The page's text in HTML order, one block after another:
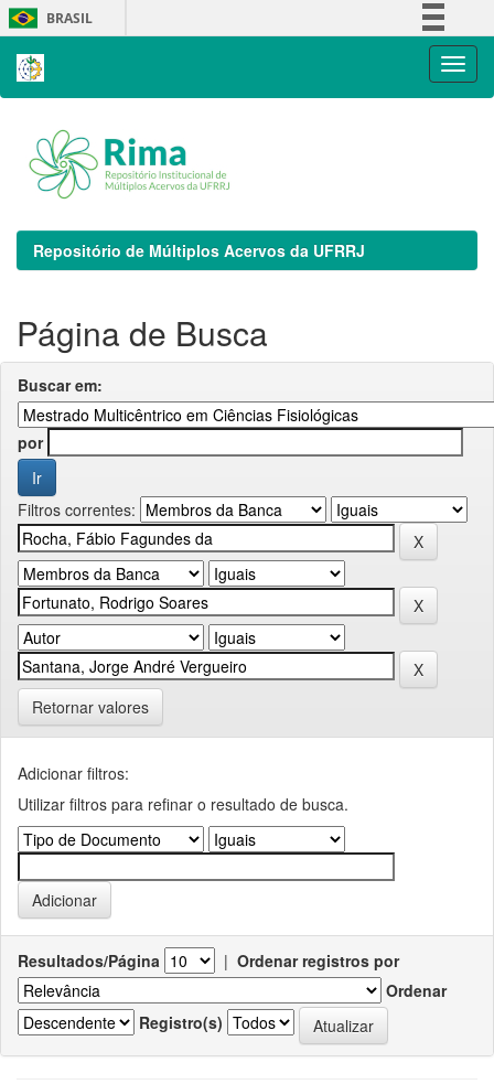
Skip
navigation
BRASIL
Repositório de Múltiplos Acervos da UFRRJ
Página de Busca
Buscar em:
por
Filtros correntes:
Retornar valores
Adicionar filtros:
Utilizar filtros para refinar o resultado de busca.
Resultados/Página | Ordenar registros por
Ordenar
Registro(s)